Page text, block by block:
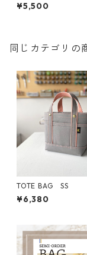
¥5,500
同じカテゴリの
TOTE BAG SS
¥6,380